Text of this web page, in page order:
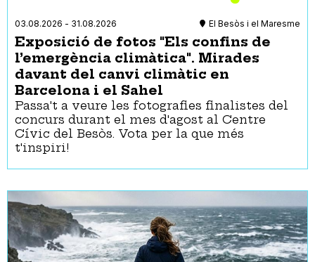
Feminismes
Gent Gran
Història
Interculturalitat
LGTBQIA+
Literatura
Música
Natura
Pensament
Tipologies
Activitat al carrer
Districtes
Ciutat Vella
03.08.2026 - 31.08.2026 El Besòs i el Maresme
Exposició de fotos "Els confins de
l’emergència climàtica". Mirades
davant del canvi climàtic en
Barcelona i el Sahel
Passa't a veure les fotografies finalistes del
concurs durant el mes d'agost al Centre
Cívic del Besòs. Vota per la que més
t'inspiri!